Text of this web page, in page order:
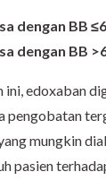
dengan BB
dengan BB
ini, edoxaban
pengobatan
mungkin
pasien